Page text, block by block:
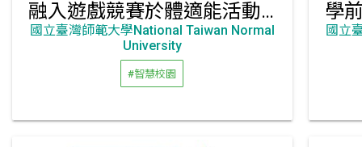
融入遊戲競賽於體適能活動 APP
國立臺灣師範大學National Taiwan Normal
University
#智慧校園
國立